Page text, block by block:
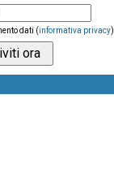
dati (informativa privacy)